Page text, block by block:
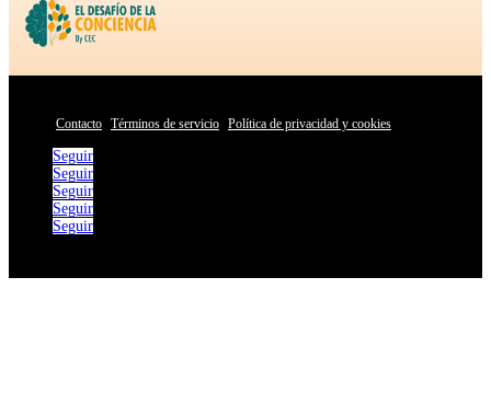
Contacto Términos de servicio Política de privacidad y cookies
Seguir
Seguir
Seguir
Seguir
Seguir